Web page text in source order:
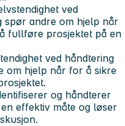
ved
spør andre om hjelp når
fullføre prosjektet på en
ved håndtering
om hjelp når for å sikre
og håndterer
effektiv måte og løser